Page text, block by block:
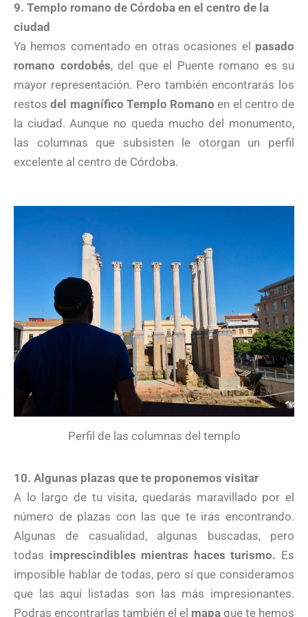
9. Templo romano de Córdoba en el centro de la
ciudad
Ya hemos comentado en otras ocasiones el pasado
romano cordobés, del que el Puente romano es su
mayor representación. Pero también encontrarás los
restosdel magnífico Templo Romano en el centro de
la ciudad. Aunque no queda mucho del monumento,
las columnas que subsisten le otorgan un perfil
excelente al centro de Córdoba.
Perfil de las columnas del templo
10. Algunas plazas que te proponemos visitar
A lo largo de tu visita, quedarás maravillado por el
número de plazas con las que te irás encontrando.
Algunas de casualidad, algunas buscadas, pero
todas imprescindibles mientras haces turismo. Es
imposible hablar de todas, pero sí que consideramos
que las aquí listadas son las más impresionantes.
Podras encontrarlas también el el mapa que te hemos